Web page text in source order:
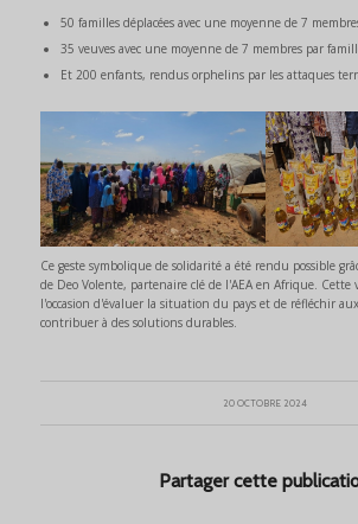
50 familles déplacées avec une moyenne de 7
35 veuves avec une moyenne de 7 membres par
Et 200 enfants, rendus orphelins par les attaques
Ce geste symbolique de solidarité a été rendu possible
de Deo Volente, partenaire clé de l'AEA en Afrique. Cette
l'occasion d'évaluer la situation du pays et de réfléchir
contribuer à des solutions durables.
20 OCTOBRE 2024
Partager cette